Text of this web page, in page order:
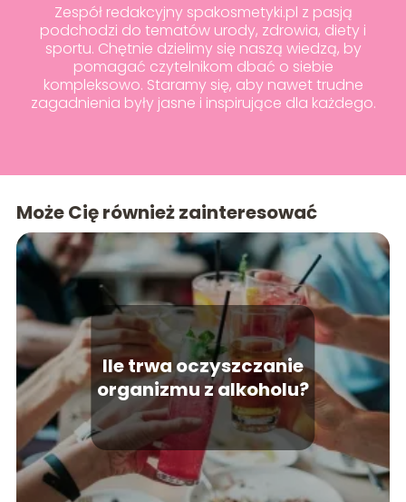
Zespół redakcyjny spakosmetyki.pl z pasją
podchodzi do tematów urody, zdrowia, diety i
sportu. Chętnie dzielimy się naszą wiedzą, by
pomagać czytelnikom dbać o siebie
kompleksowo. Staramy się, aby nawet trudne
zagadnienia były jasne i inspirujące dla każdego.
Może Cię również zainteresować
Ile trwa oczyszczanie
organizmu z alkoholu?